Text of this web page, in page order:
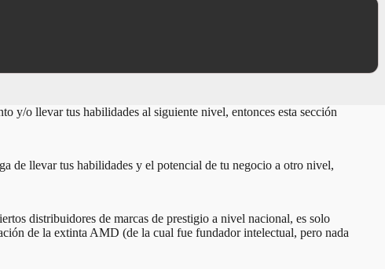
y/o llevar tus habilidades al siguiente nivel, entonces esta sección
de llevar tus habilidades y el potencial de tu negocio a otro nivel,
distribuidores de marcas de prestigio a nivel nacional, es solo
de la extinta AMD (de la cual fue fundador intelectual, pero nada